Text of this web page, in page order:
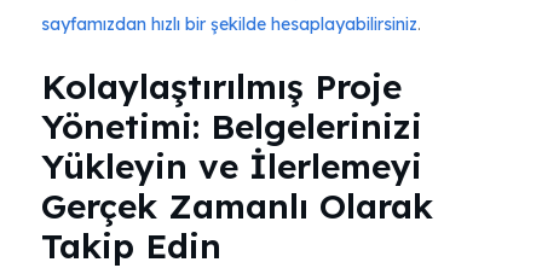
sayfamızdan hızlı bir şekilde hesaplayabilirsiniz.
Kolaylaştırılmış Proje
Yönetimi: Belgelerinizi
Yükleyin ve İlerlemeyi
Gerçek Zamanlı Olarak
Takip Edin